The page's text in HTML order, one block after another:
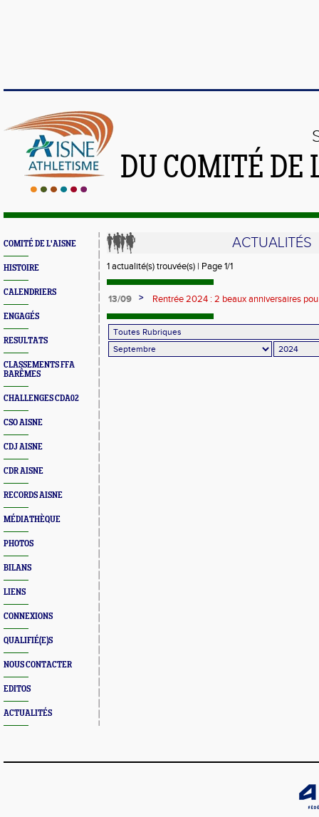
DU COMITÉ
COMITÉ DE L'AISNE
HISTOIRE
CALENDRIERS
ENGAGÉS
RESULTATS
CLASSEMENTS FFA
BARÊMES
CHALLENGES CDA02
CSO AISNE
CDJ AISNE
CDR AISNE
RECORDS AISNE
MÉDIATHÈQUE
PHOTOS
BILANS
LIENS
CONNEXIONS
QUALIFIÉ(E)S
NOUS CONTACTER
EDITOS
ACTUALITÉS
ACTUALITÉS
1 actualité(s) trouvée(s) | Page 1/1
13/09 >
Rentrée 2024 : 2 beaux anniversaires